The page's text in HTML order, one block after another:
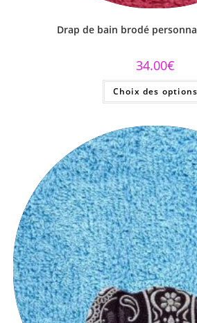
Drap de bain brodé
34.00€
Choix des options